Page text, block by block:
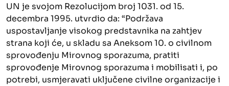
UN je svojom Rezolucijom broj 1031. od 15.
decembra 1995. utvrdio da: “Podržava
uspostavljanje visokog predstavnika na zahtjev
strana koji će, u skladu sa Aneksom 10. o civilnom
sprovođenju Mirovnog sporazuma, pratiti
sprovođenje Mirovnog sporazuma i mobilisati i, po
potrebi, usmjeravati uključene civilne organizacije i